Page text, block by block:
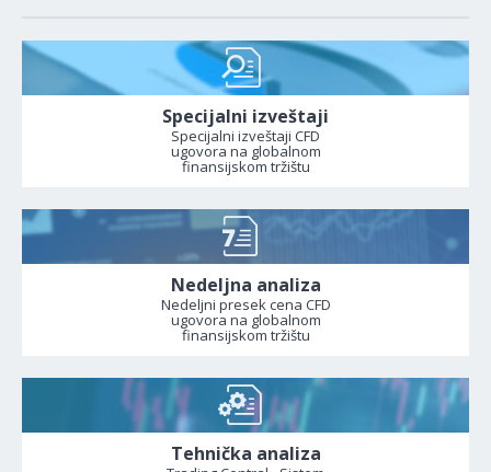
Specijalni izveštaji
Specijalni izveštaji CFD
ugovora na globalnom
finansijskom tržištu
Nedeljna analiza
Nedeljni presek cena CFD
ugovora na globalnom
finansijskom tržištu
Tehnička analiza